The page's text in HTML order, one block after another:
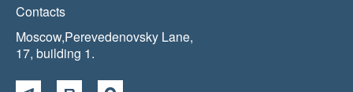
Contacts
Moscow,Perevedenovsky Lane,
17, building 1.